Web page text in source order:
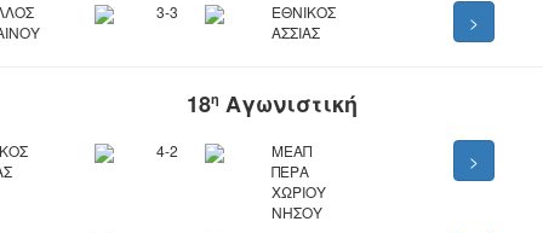
3-3
ΕΘΝΙΚΟΣ
ΑΣΣΙΑΣ
>
18η Αγωνιστική
4-2
ΜΕΑΠ
ΠΕΡΑ
ΧΩΡΙΟΥ
ΝΗΣΟΥ
>